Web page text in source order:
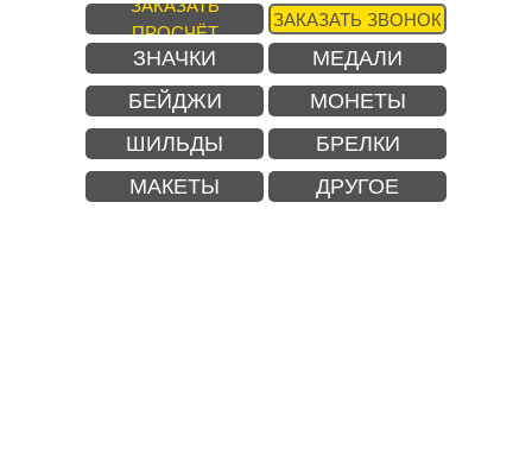
ЗАКАЗАТЬ
ПРОСЧЁТ
ЗАКАЗАТЬ ЗВОНОК
ЗНАЧКИ МЕДАЛИ
ШИЛЬДЫ БРЕЛКИ
БЕЙДЖИ МОНЕТЫ
МАКЕТЫ ДРУГОЕ